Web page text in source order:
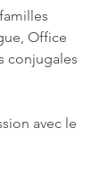
Office
conjugales
avec le